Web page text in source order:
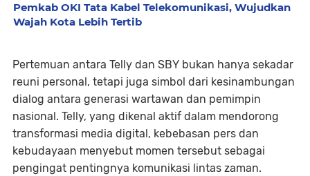
Pemkab OKI Tata Kabel Telekomunikasi, Wujudkan
Wajah Kota Lebih Tertib
Pertemuan antara Telly dan SBY bukan hanya sekadar
reuni personal, tetapi juga simbol dari kesinambungan
dialog antara generasi wartawan dan pemimpin
nasional. Telly, yang dikenal aktif dalam mendorong
transformasi media digital, kebebasan pers dan
kebudayaan menyebut momen tersebut sebagai
pengingat pentingnya komunikasi lintas zaman.